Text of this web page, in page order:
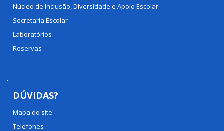
Núcleo de Inclusão, Diversidade e Apoio Escolar
Secretaria Escolar
Laboratórios
Reservas
DÚVIDAS?
Mapa do site
Telefones